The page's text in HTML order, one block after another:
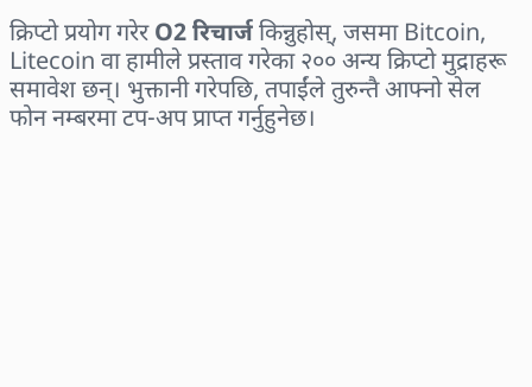
क्रिप्टो प्रयोग गरेरO2 रिचार्जकिन्नुहोस्, जसमा Bitcoin,
Litecoin वा हामीले प्रस्ताव गरेका २०० अन्य क्रिप्टो मुद्राहरू
समावेश छन्। भुक्तानी गरेपछि, तपाईंले तुरुन्तै आफ्नो सेल
फोन नम्बरमा टप-अप प्राप्त गर्नुहुनेछ।